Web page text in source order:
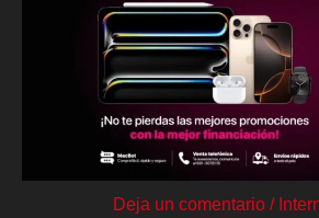
Deja un comentario /